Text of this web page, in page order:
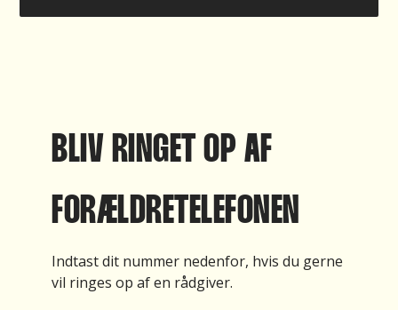
BLIV RINGET OP AF
FORÆLDRETELEFONEN
Indtast dit nummer nedenfor, hvis du gerne
vil ringes op af en rådgiver.